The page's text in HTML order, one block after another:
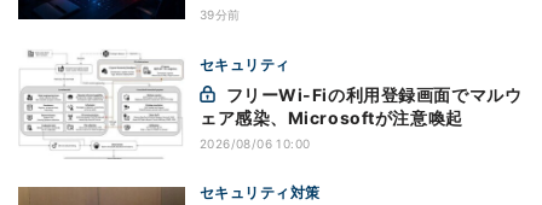
39分前
セキュリティ
ェア感染、Microsoftが注意喚起
2026/08/06 10:00
セキュリティ対策